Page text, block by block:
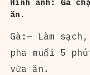
ăn.
Gà:– Làm
pha muối 5
vừa ăn.